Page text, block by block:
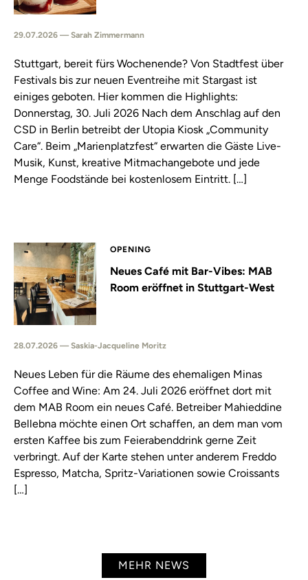
29.07.2026 — Sarah Zimmermann
Stuttgart, bereit fürs Wochenende? Von Stadtfest über
Festivals bis zur neuen Eventreihe mit Stargast ist
einiges geboten. Hier kommen die Highlights:
Donnerstag, 30. Juli 2026 Nach dem Anschlag auf den
CSD in Berlin betreibt der Utopia Kiosk „Community
Care“. Beim „Marienplatzfest“ erwarten die Gäste Live-
Musik, Kunst, kreative Mitmachangebote und jede
Menge Foodstände bei kostenlosem Eintritt. […]
OPENING
Neues Café mit Bar-Vibes: MAB
Room eröffnet in Stuttgart-West
28.07.2026 — Saskia-Jacqueline Moritz
Neues Leben für die Räume des ehemaligen Minas
Coffee and Wine: Am 24. Juli 2026 eröffnet dort mit
dem MAB Room ein neues Café. Betreiber Mahieddine
Bellebna möchte einen Ort schaffen, an dem man vom
ersten Kaffee bis zum Feierabenddrink gerne Zeit
verbringt. Auf der Karte stehen unter anderem Freddo
Espresso, Matcha, Spritz-Variationen sowie Croissants
[…]
MEHR NEWS